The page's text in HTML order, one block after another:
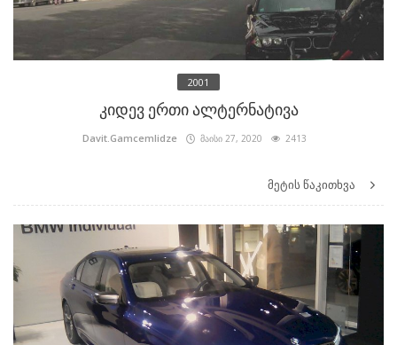
2001
კიდევ ერთი ალტერნატივა
Davit.Gamcemlidze მაისი 27, 2020 2413
მეტის წაკითხვა